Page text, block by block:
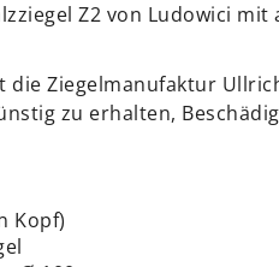
Z2 von Ludowici
Ziegelmanufaktur
zu erhalten,
Kopf)